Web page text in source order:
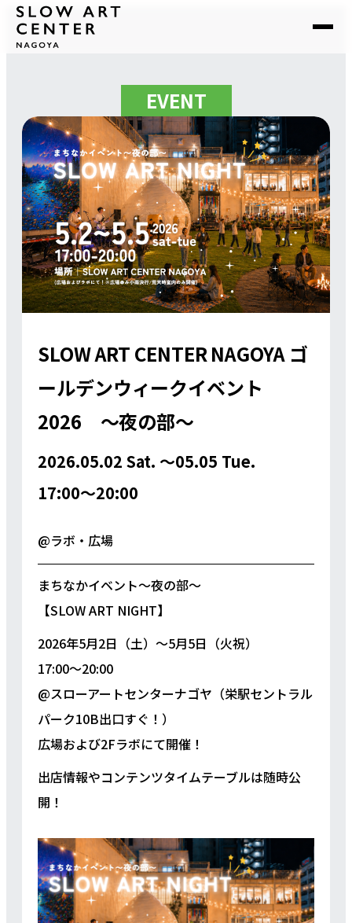
EVENT
SLOW ART CENTER NAGOYA ゴ
ールデンウィークイベント
2026 〜夜の部〜
2026.05.02 Sat. 〜05.05 Tue.
17:00〜20:00
@ラボ・広場
まちなかイベント〜夜の部〜
【SLOW ART NIGHT】
2026年5月2日（土）〜5月5日（火祝）
17:00〜20:00
@スローアートセンターナゴヤ（栄駅セントラル
パーク10B出口すぐ！）
広場および2Fラボにて開催！
出店情報やコンテンツタイムテーブルは随時公
開！